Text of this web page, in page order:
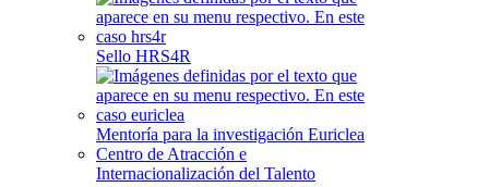
Sello HRS4R
Mentoría para la investigación Euriclea
Centro de Atracción e
Internacionalización del Talento